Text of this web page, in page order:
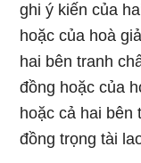
ghi ý kiến của
hoặc của hoà
hai bên tranh
đồng hoặc của
hoặc cả hai bên
đồng trọng tài